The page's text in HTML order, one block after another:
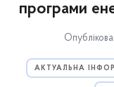
програми
АКТУАЛЬНА